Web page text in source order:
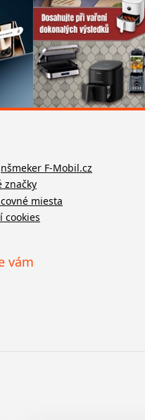
F-Mobil.cz
značky
miesta
cookies
vám